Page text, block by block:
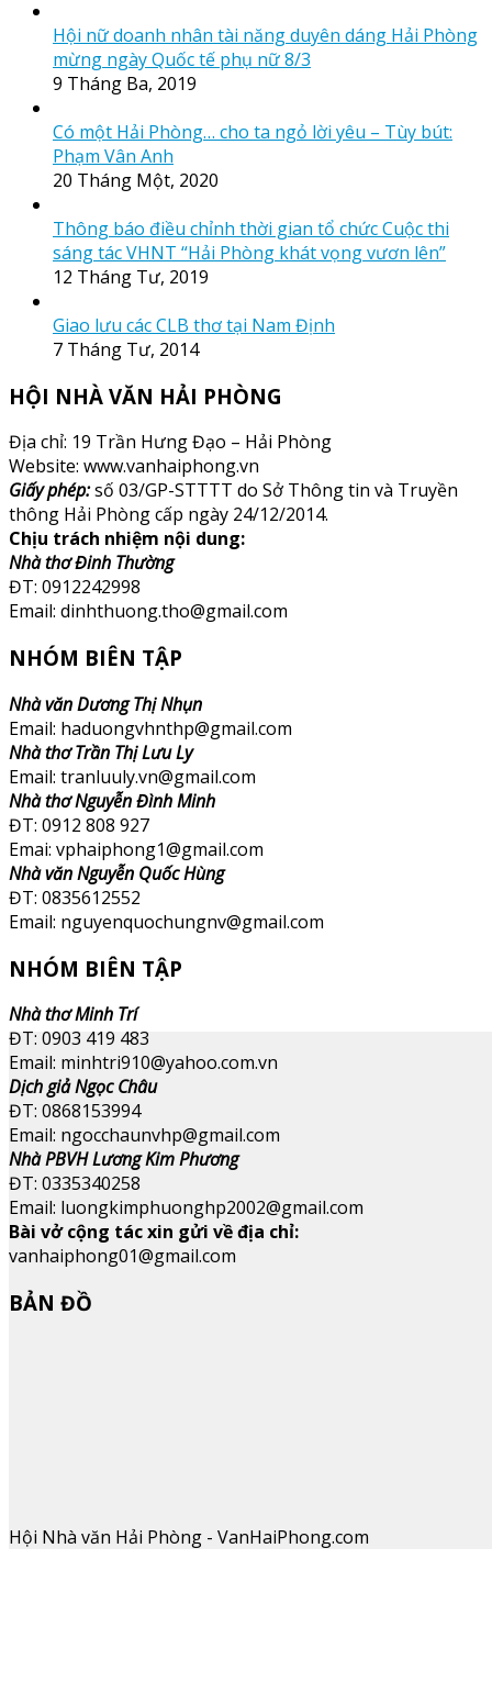
Hội nữ doanh nhân tài năng duyên dáng Hải Phòng
mừng ngày Quốc tế phụ nữ 8/3
9 Tháng Ba, 2019
Có một Hải Phòng… cho ta ngỏ lời yêu – Tùy bút:
Phạm Vân Anh
20 Tháng Một, 2020
Thông báo điều chỉnh thời gian tổ chức Cuộc thi
sáng tác VHNT “Hải Phòng khát vọng vươn lên”
12 Tháng Tư, 2019
Giao lưu các CLB thơ tại Nam Định
7 Tháng Tư, 2014
HỘI NHÀ VĂN HẢI PHÒNG
Địa chỉ: 19 Trần Hưng Đạo – Hải Phòng
Website: www.vanhaiphong.vn
Giấy phép:số 03/GP-STTTT do Sở Thông tin và Truyền
thông Hải Phòng cấp ngày 24/12/2014.
Chịu trách nhiệm nội dung:
Nhà thơ Đinh Thường
ĐT: 0912242998
Email: dinhthuong.tho@gmail.com
NHÓM BIÊN TẬP
Nhà văn Dương Thị Nhụn
Email: haduongvhnthp@gmail.com
Nhà thơ Trần Thị Lưu Ly
Email: tranluuly.vn@gmail.com
Nhà thơ Nguyễn Đình Minh
ĐT: 0912 808 927
Emai: vphaiphong1@gmail.com
Nhà văn Nguyễn Quốc Hùng
ĐT: 0835612552
Email: nguyenquochungnv@gmail.com
NHÓM BIÊN TẬP
Nhà thơ Minh Trí
ĐT: 0903 419 483
Email: minhtri910@yahoo.com.vn
Dịch giả Ngọc Châu
ĐT: 0868153994
Email: ngocchaunvhp@gmail.com
Nhà PBVH Lương Kim Phương
ĐT: 0335340258
Email: luongkimphuonghp2002@gmail.com
Bài vở cộng tác xin gửi về địa chỉ:
vanhaiphong01@gmail.com
BẢN ĐỒ
Hội Nhà văn Hải Phòng - VanHaiPhong.com